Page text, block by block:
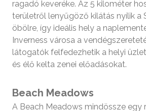
ragadó keveréke. Az 5 kilométer
területről lenyűgöző kilátás nyílik a
öbölre, így ideális hely a
Inverness városa a
látogatók felfedezhetik a helyi
és élő kelta zenei előadásokat.
Beach Meadows
A Beach Meadows mindössze egy